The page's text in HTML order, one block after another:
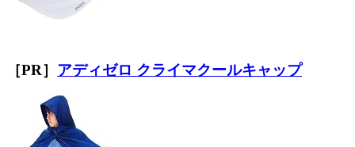
［PR］ アディゼロ クライマクールキャップ